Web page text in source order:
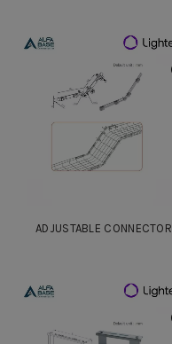
ADJUSTABLE CONNECTOR